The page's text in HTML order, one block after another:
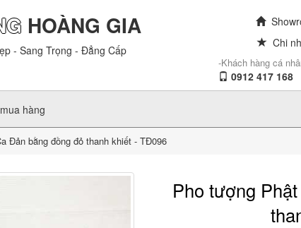
HOÀNG GIA
- Sang Trọng - Đẳng Cấp
Chi
-Khách hàng cá
0912 417 168
hàng
Đản bằng đồng đỏ thanh khiết - TĐ096
Pho tượng